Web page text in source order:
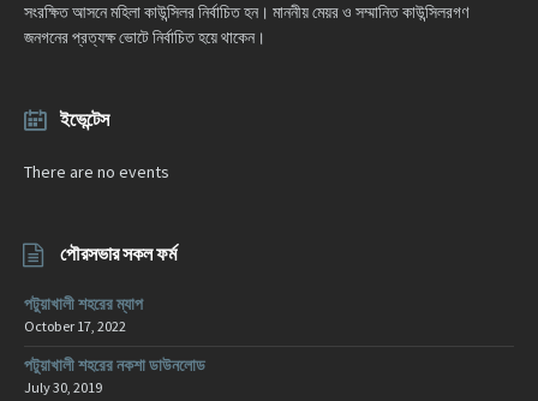
সংরক্ষিত আসনে মহিলা কাউন্সিলর নির্বাচিত হন। মাননীয় মেয়র ও সম্মানিত কাউন্সিলরগণ
জনগনের প্রত্যক্ষ ভোটে নির্বাচিত হয়ে থাকেন।
ইভেন্টেস
There are no events
পৌরসভার সকল ফর্ম
পটুয়াখালী শহরের ম্যাপ
October 17, 2022
পটুয়াখালী শহরের নকশা ডাউনলোড
July 30, 2019